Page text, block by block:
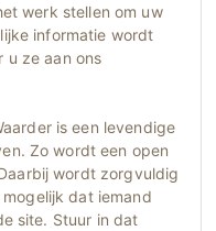
werk stellen om uw
informatie wordt
u ze aan ons
is een levendige
Zo wordt een open
wordt zorgvuldig
dat iemand
site. Stuur in dat